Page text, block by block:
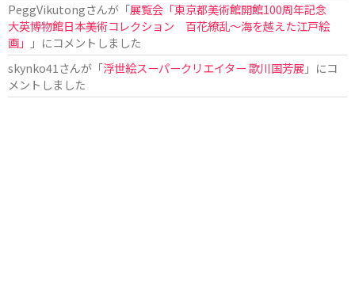
PeggVikutongさんが「展覧会「東京都美術館開館100周年記念
大英博物館日本美術コレクション 百花繚乱〜海を越えた江戸絵
画」
」にコメントしました
skynko41 さんが「浮世絵スーパークリエイター 歌川国芳展 」にコ
メントしました